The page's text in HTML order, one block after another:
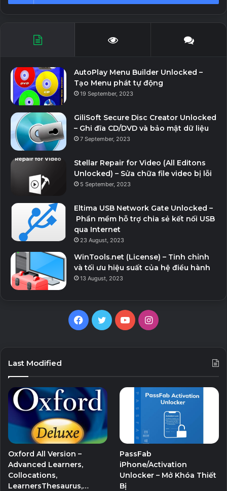
AutoPlay Menu Builder Unlocked –
Tạo Menu phát tự động
19 September, 2023
GiliSoft Secure Disc Creator Unlocked
– Ghi đĩa CD/DVD và bảo mật dữ liệu
7 September, 2023
Stellar Repair for Video (All Editons
Unlocked) – Sửa chữa file video bị lỗi
5 September, 2023
Eltima USB Network Gate Unlocked –
Phần mềm hỗ trợ chia sẻ kết nối USB
qua Internet
23 August, 2023
WinTools.net (License) – Tinh chỉnh
và tối ưu hiệu suất của hệ điều hành
13 August, 2023
Facebook
TwitterYouTubeInstagram
Last Modified
Oxford All Version –
Advanced Learners,
Collocations,
LearnersThesaurus,…
PassFab
iPhone/Activation
Unlocker – Mở Khóa Thiết
Bị